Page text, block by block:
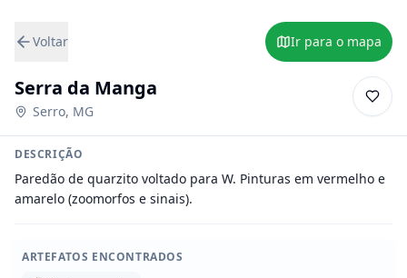
Voltar Ir para o mapa
Serra da Manga
Serro, MG
DESCRIÇÃO
Paredão de quarzito voltado para W. Pinturas em vermelho e
amarelo (zoomorfos e sinais).
ARTEFATOS ENCONTRADOS